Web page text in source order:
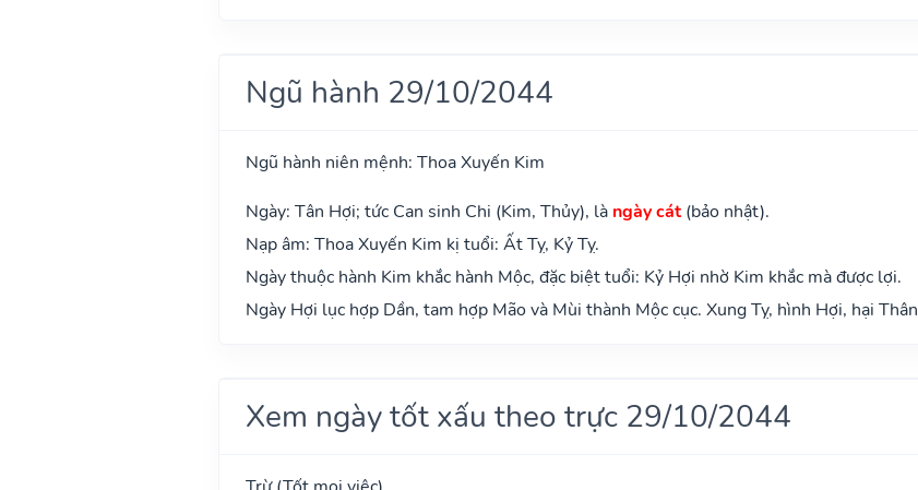
Ngũ hành 29/10/2044
Ngũ hành niên mệnh: Thoa Xuyến Kim
Ngày: Tân Hợi; tức Can sinh Chi (Kim, Thủy), là ngày cát(bảo nhật).
Nạp âm: Thoa Xuyến Kim kị tuổi: Ất Tỵ, Kỷ Tỵ.
Ngày thuộc hành Kim khắc hành Mộc, đặc biệt tuổi: Kỷ Hợi nhờ Kim khắc mà được lợi.
Ngày Hợi lục hợp Dần, tam hợp Mão và Mùi thành Mộc cục. Xung Tỵ, hình Hợi, hại
Xem ngày tốt xấu theo trực 29/10/2044